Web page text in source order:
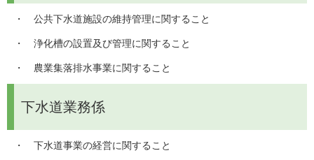
・　公共下水道施設の維持管理に関すること
・　浄化槽の設置及び管理に関すること
・　農業集落排水事業に関すること
下水道業務係
・　下水道事業の経営に関すること